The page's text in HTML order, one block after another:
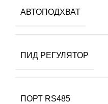
АВТОПОДХВАТ
ПИД РЕГУЛЯТОР
ПОРТ RS485